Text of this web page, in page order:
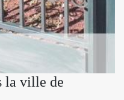
la ville de